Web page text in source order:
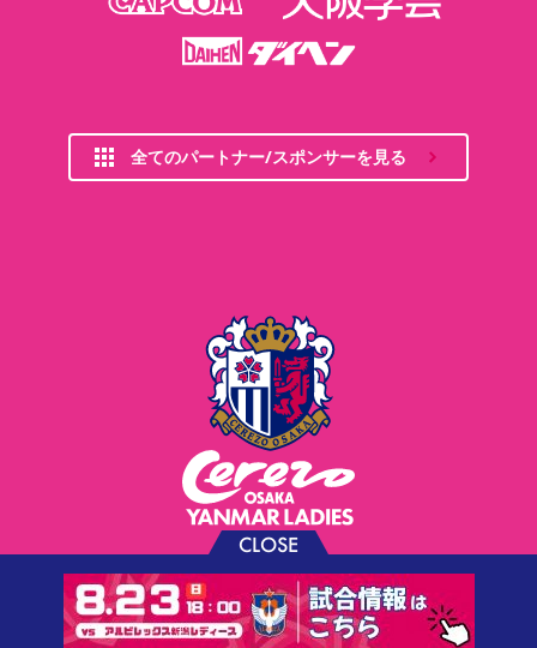
CLOSE
全てのパートナー/スポンサーを見る
お問い合わせプライバシーポリシー ソーシャルメディアポリシー